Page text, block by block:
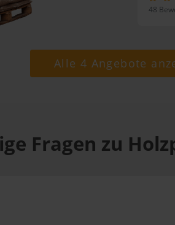
48
Alle 4 Angebote
Fragen zu